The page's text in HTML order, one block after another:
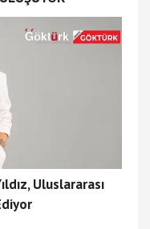
Uluslararası